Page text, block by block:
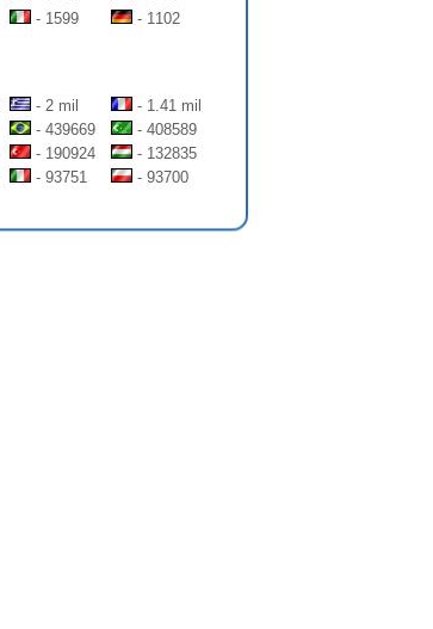
- 1599
- 1102
- 2 mil
- 1.41 mil
- 439669
- 408589
- 190924
- 132835
- 93751
- 93700